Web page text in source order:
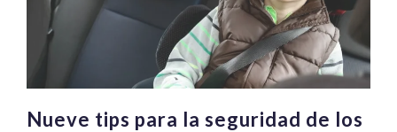
Nueve tips para la seguridad de los